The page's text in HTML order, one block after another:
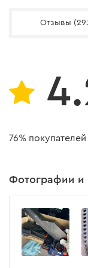
Зарядное
Тип
Напряжение
Время заряда
Отзывы
76%
Фотографии и